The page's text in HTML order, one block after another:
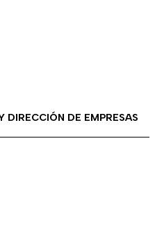
DIRECCIÓN DE EMPRESAS